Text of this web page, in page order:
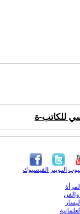
للكاتب-ة
الفيسبوك التويتر
والفن